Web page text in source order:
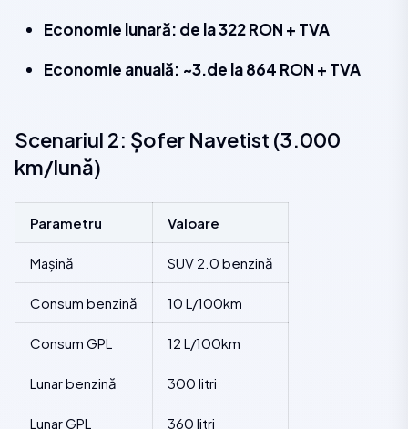
Economie lunară: de la 322 RON + TVA
Economie anuală: ~3.de la 864 RON + TVA
Scenariul 2: Șofer Navetist (3.000
km/lună)
Parametru Valoare
Mașină SUV 2.0 benzină
Consum benzină 10 L/100km
Consum GPL 12 L/100km
Lunar benzină 300 litri
Lunar GPL 360 litri